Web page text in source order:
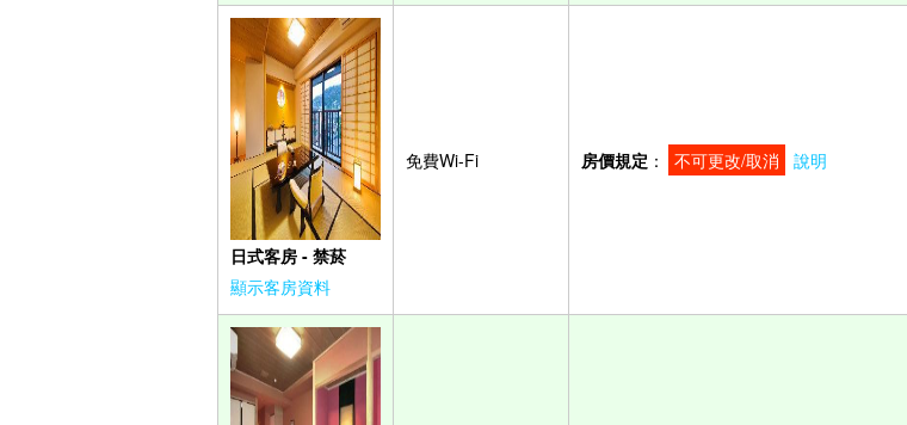
日式客房 - 禁菸
顯示客房資料
免費Wi-Fi 房價規定 ： 不可更改/取消 說明